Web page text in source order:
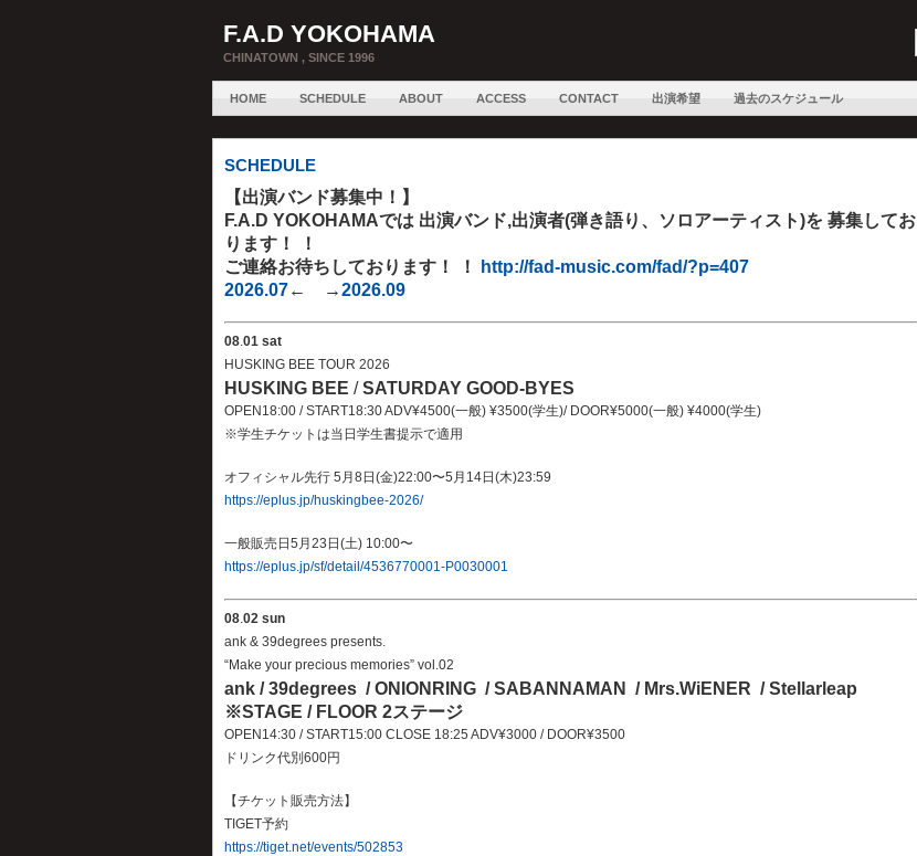
F.A.D YOKOHAMA
CHINATOWN , SINCE 1996
HOME SCHEDULE ABOUT ACCESS CONTACT 出演希望 過去のスケジュール
SCHEDULE
【出演バンド募集中！】
F.A.D YOKOHAMAでは 出演バンド,出演者(弾き語り、ソロアーティスト)を 募集してお
ります！ ！
ご連絡お待ちしております！ ！
http://fad-music.com/fad/?p=407
2026.07← →2026.09
08.01 sat
HUSKING BEE TOUR 2026
HUSKING BEE /SATURDAY GOOD-BYES
OPEN18:00 / START18:30 ADV¥4500(一般) ¥3500(学生)/ DOOR¥5000(一般) ¥4000(学生)
※学生チケットは当日学生書提示で適用
オフィシャル先行 5月8日(金)22:00〜5月14日(木)23:59
https://eplus.jp/huskingbee-2026/
一般販売日5月23日(土) 10:00〜
https://eplus.jp/sf/detail/4536770001-P0030001
08.02 sun
ank & 39degrees presents.
“Make your precious memories” vol.02
ank / 39degrees / ONIONRING / SABANNAMAN / Mrs.WiENER / Stellarleap
※STAGE / FLOOR 2ステージ
OPEN14:30 / START15:00 CLOSE 18:25 ADV¥3000 / DOOR¥3500
ドリンク代別600円
【チケット販売方法】
TIGET予約
https://tiget.net/events/502853